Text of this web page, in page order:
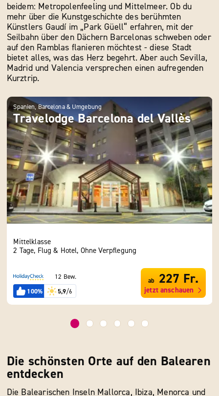
Die katalanische Metropole Barcelona ist lockt mit
beidem: Metropolenfeeling und Mittelmeer. Ob du
mehr über die Kunstgeschichte des berühmten
Künstlers Gaudí im „Park Güell“ erfahren, mit der
Seilbahn über den Dächern Barcelonas schweben oder
auf den Ramblas flanieren möchtest - diese Stadt
bietet alles, was das Herz begehrt. Aber auch Sevilla,
Madrid und Valencia versprechen einen aufregenden
Spanien, Barcelona & Umgebung
Travelodge Barcelona del Vallès
Mittelklasse
12 Bew.
100%
5,9/6
227 Fr.
jetzt anschauen
Die schönsten Orte auf den Balearen
entdecken